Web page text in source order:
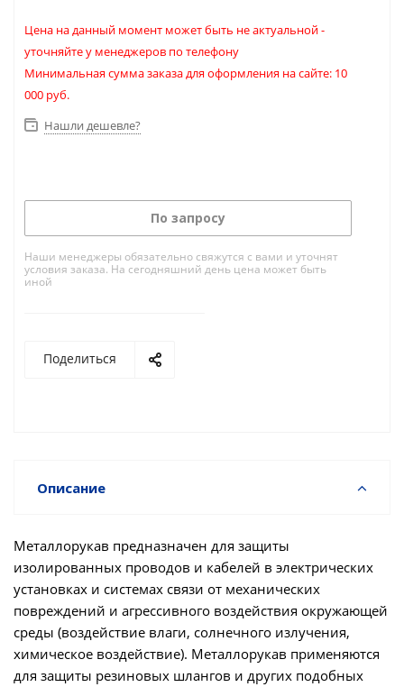
Цена на данный момент может быть не актуальной -
уточняйте у менеджеров по телефону
Минимальная сумма заказа для оформления на сайте: 10
000 руб.
Нашли дешевле?
По запросу
Наши менеджеры обязательно свяжутся с вами и уточнят
условия заказа. На сегодняшний день цена может быть
иной
Поделиться
Описание
Металлорукав предназначен для защиты
изолированных проводов и кабелей в электрических
установках и системах связи от механических
повреждений и агрессивного воздействия окружающей
среды (воздействие влаги, солнечного излучения,
химическое воздействие). Металлорукав применяются
для защиты резиновых шлангов и других подобных